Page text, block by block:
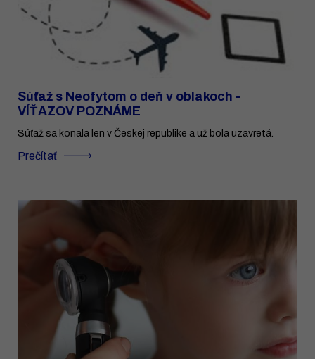
Súťaž s Neofytom o deň v oblakoch -
VÍŤAZOV POZNÁME
Súťaž sa konala len v Českej republike a už bola uzavretá.
Prečítať